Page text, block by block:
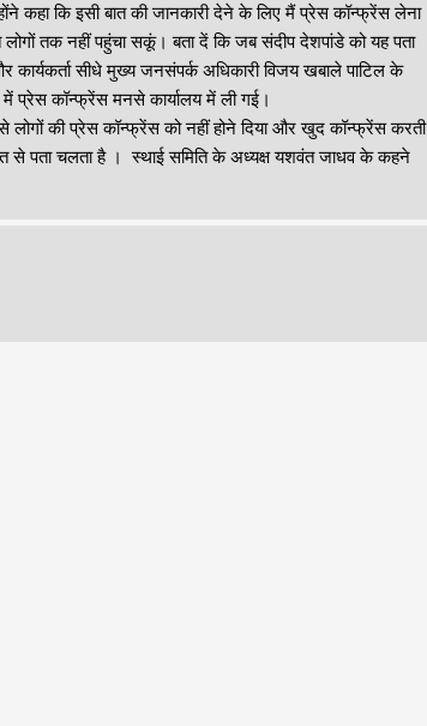
कहा कि इसी बात की जानकारी देने के लिए मैं प्रेस कॉन्फ्रेंस लेना
लोगों तक नहीं पहुंचा सकूं। बता दें कि जब संदीप देशपांडे को यह पता
सीधे मुख्य जनसंपर्क अधिकारी विजय खबाले पाटिल के
में प्रेस कॉन्फ्रेंस मनसे कार्यालय में ली गई।
की प्रेस कॉन्फ्रेंस को नहीं होने दिया और खुद कॉन्फ्रेंस करती
से पता चलता है । स्थाई समिति के अध्यक्ष यशवंत जाधव के कहने